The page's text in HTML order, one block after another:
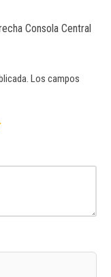
Consola Central
Los campos